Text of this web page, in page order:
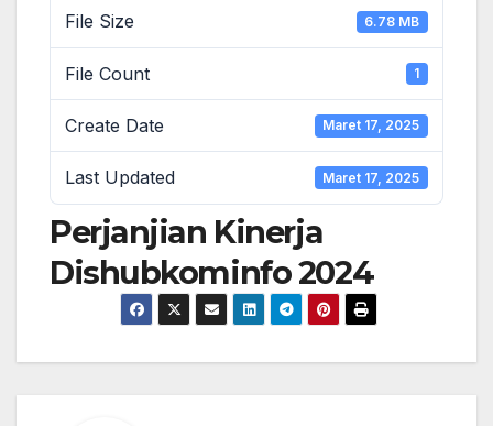
File Size 6.78 MB
File Count 1
Create Date Maret 17, 2025
Last Updated Maret 17, 2025
Perjanjian Kinerja
Dishubkominfo 2024